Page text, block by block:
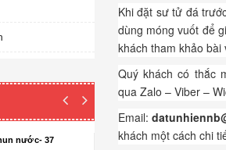
nước- 37
Khi đặt sư tử đá
dùng móng vuốt để
khách tham khảo
Quý khách có thắc
qua Zalo – Viber –
Email:
khách một cách chi